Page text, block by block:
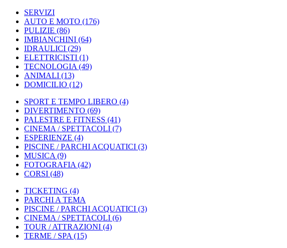
SERVIZI
AUTO E MOTO (176)
PULIZIE (86)
IMBIANCHINI (64)
IDRAULICI (29)
ELETTRICISTI (1)
TECNOLOGIA (49)
ANIMALI (13)
DOMICILIO (12)
SPORT E TEMPO LIBERO (4)
DIVERTIMENTO (69)
PALESTRE E FITNESS (41)
CINEMA / SPETTACOLI (7)
ESPERIENZE (4)
PISCINE / PARCHI ACQUATICI (3)
MUSICA (9)
FOTOGRAFIA (42)
CORSI (48)
TICKETING (4)
PARCHI A TEMA
PISCINE / PARCHI ACQUATICI (3)
CINEMA / SPETTACOLI (6)
TOUR / ATTRAZIONI (4)
TERME / SPA (15)